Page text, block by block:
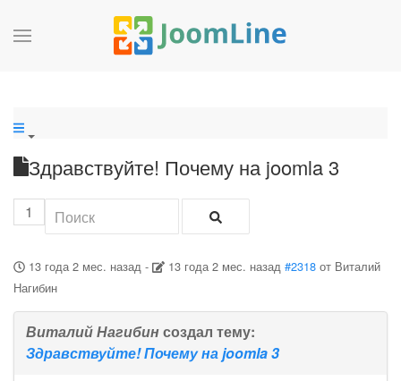
Здравствуйте! Почему на joomla 3
1
13 года 2 мес. назад- 13 года 2 мес. назад #2318 от Виталий
Нагибин
Виталий Нагибинсоздал тему:
Здравствуйте! Почему на joomla 3